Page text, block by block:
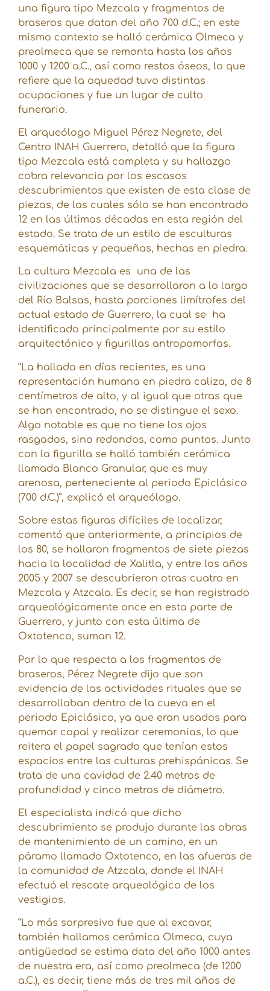
una figura tipo Mezcala y fragmentos de
braseros que datan del año 700 d.C.; en este
mismo contexto se halló cerámica Olmeca y
preolmeca que se remonta hasta los años
1000 y 1200 a.C., así como restos óseos, lo que
refiere que la oquedad tuvo distintas
ocupaciones y fue un lugar de culto
funerario.
El arqueólogo Miguel Pérez Negrete, del
Centro INAH Guerrero, detalló que la figura
tipo Mezcala está completa y su hallazgo
cobra relevancia por los escasos
descubrimientos que existen de esta clase de
piezas, de las cuales sólo se han encontrado
12 en las últimas décadas en esta región del
estado. Se trata de un estilo de esculturas
esquemáticas y pequeñas, hechas en piedra.
La cultura Mezcala es una de las
civilizaciones que se desarrollaron a lo largo
del Río Balsas, hasta porciones limítrofes del
actual estado de Guerrero, la cual se ha
identificado principalmente por su estilo
arquitectónico y figurillas antropomorfas.
“La hallada en días recientes, es una
representación humana en piedra caliza, de 8
centímetros de alto, y al igual que otras que
se han encontrado, no se distingue el sexo.
Algo notable es que no tiene los ojos
rasgados, sino redondos, como puntos. Junto
con la figurilla se halló también cerámica
llamada Blanco Granular, que es muy
arenosa, perteneciente al periodo Epiclásico
(700 d.C.)”, explicó el arqueólogo.
Sobre estas figuras difíciles de localizar,
comentó que anteriormente, a principios de
los 80, se hallaron fragmentos de siete piezas
hacia la localidad de Xalitla, y entre los años
2005 y 2007 se descubrieron otras cuatro en
Mezcala y Atzcala. Es decir, se han registrado
arqueológicamente once en esta parte de
Guerrero, y junto con esta última de
Oxtotenco, suman 12.
Por lo que respecta a los fragmentos de
braseros, Pérez Negrete dijo que son
evidencia de las actividades rituales que se
desarrollaban dentro de la cueva en el
periodo Epiclásico, ya que eran usados para
quemar copal y realizar ceremonias, lo que
reitera el papel sagrado que tenían estos
espacios entre las culturas prehispánicas. Se
trata de una cavidad de 2.40 metros de
profundidad y cinco metros de diámetro.
El especialista indicó que dicho
descubrimiento se produjo durante las obras
de mantenimiento de un camino, en un
páramo llamado Oxtotenco, en las afueras de
la comunidad de Atzcala, donde el INAH
efectuó el rescate arqueológico de los
vestigios.
“Lo más sorpresivo fue que al excavar,
también hallamos cerámica Olmeca, cuya
antigüedad se estima data del año 1000 antes
de nuestra era, así como preolmeca (de 1200
a.C.), es decir, tiene más de tres mil años de